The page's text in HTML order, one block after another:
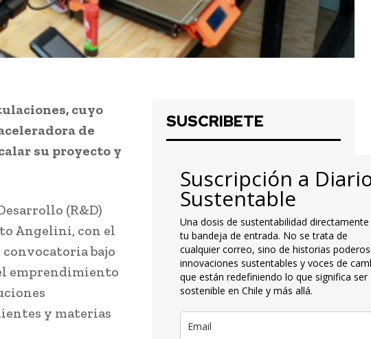
cuyo
de
su proyecto y
(R&D)
Angelini, con el
bajo
emprendimiento
y materias
SUSCRIBETE
Suscripción a
Sustentable
Una dosis de sustentabilidad
tu bandeja de entrada. No se trata de
cualquier correo, sino de historias
innovaciones sustentables y voces de
que están redefiniendo lo que significa ser
sostenible en Chile y más allá.